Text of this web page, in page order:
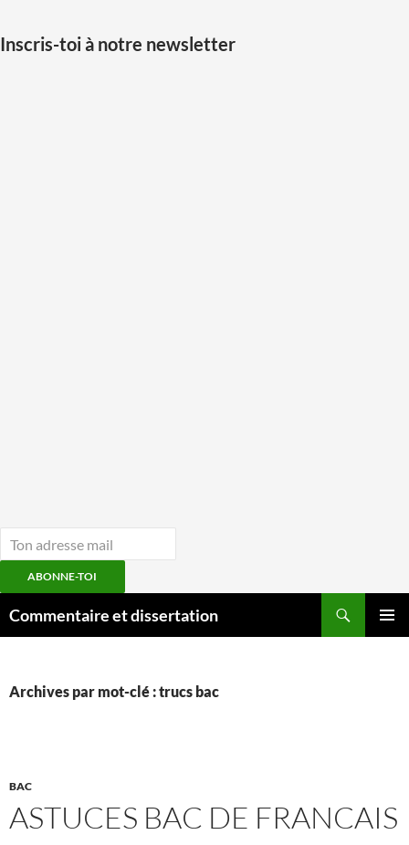
Inscris-toi à notre newsletter
ABONNE-TOI
auCommentaire et dissertation
Archives par mot-clé : trucs bac
BAC
ASTUCES BAC DE FRANCAIS